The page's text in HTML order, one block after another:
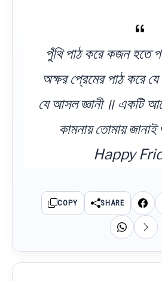
পুঁথি পাঠ করে কজন হতে
অক্ষর প্রেমের পাঠ করে
যে আসল জ্ঞানী ॥ একটি
কামনায় তোমায়
Happy
COPY SHARE